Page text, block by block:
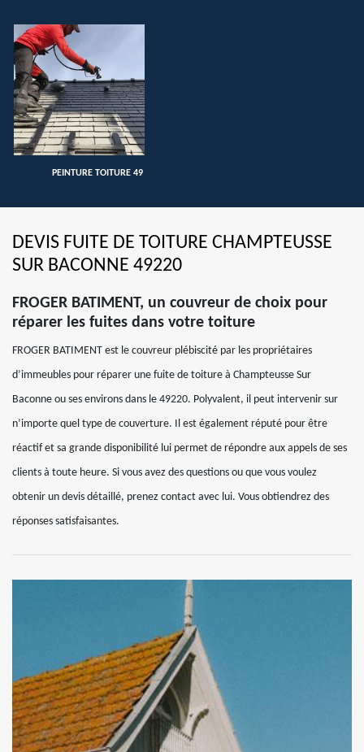
PEINTURE TOITURE 49
DEVIS FUITE DE TOITURE CHAMPTEUSSE
SUR BACONNE 49220
FROGER BATIMENT, un couvreur de choix pour
réparer les fuites dans votre toiture
FROGER BATIMENT est le couvreur plébiscité par les propriétaires
d’immeubles pour réparer une fuite de toiture à Champteusse Sur
Baconne ou ses environs dans le 49220. Polyvalent, il peut intervenir sur
n’importe quel type de couverture. Il est également réputé pour être
réactif et sa grande disponibilité lui permet de répondre aux appels de ses
clients à toute heure. Si vous avez des questions ou que vous voulez
obtenir un devis détaillé, prenez contact avec lui. Vous obtiendrez des
réponses satisfaisantes.